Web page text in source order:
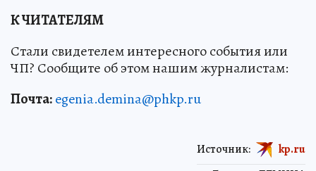
К ЧИТАТЕЛЯМ
Стали свидетелем интересного события или
ЧП? Сообщите об этом нашим журналистам:
Почта:egenia.demina@phkp.ru
Источник: kp.ru